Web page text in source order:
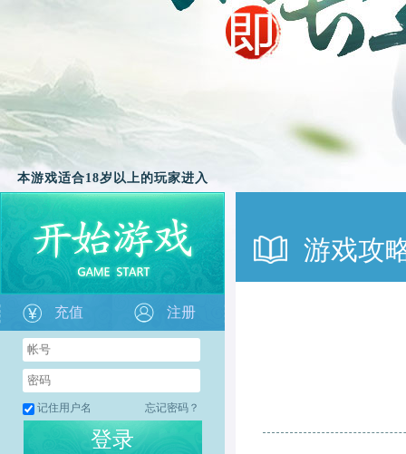
本游戏适合18岁以上的玩家进入
充值 注册
记住用户名 忘记密码？
登录
游戏攻